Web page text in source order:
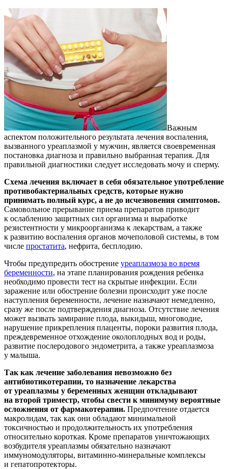
Важным
аспектом положительного результата лечения воспаления,
вызванного уреаплазмой у мужчин, является своевременная
постановка диагноза и правильно выбранная терапия. Для
правильной диагностики следует исследовать мочу и сперму.
Схема лечения включает в себя обязательное употребление
противобактериальных средств, которые нужно
принимать полный курс, а не до исчезновения симптомов.
Самовольное прерывание приема препаратов приводит
к ослаблению защитных сил организма и выработке
резистентности у микроорганизма к лекарствам, а также
к развитию воспаления органов мочеполовой системы, в том
числе простатита, нефрита, бесплодию.
Чтобы предупредить обострение уреаплазмоза во время
беременности, на этапе планирования рождения ребенка
необходимо провести тест на скрытые инфекции. Если
заражение или обострение болезни происходит уже после
наступления беременности, лечение назначают немедленно,
сразу же после подтверждения диагноза. Отсутствие лечения
может вызвать замирание плода, выкидыш, многоводие,
нарушение прикрепления плаценты, пороки развития плода,
преждевременное отхождение околоплодных вод и роды,
развитие послеродового эндометрита, а также уреаплазмоза
у малыша.
Так как лечение заболевания невозможно без
антибиотикотерапии, то назначение лекарства
от уреаплазмы у беременных женщин откладывают
на второй триместр, чтобы свести к минимуму вероятные
осложнения от фармакотерапии. Предпочтение отдается
макролидам, так как они обладают минимальной
токсичностью и продолжительность их употребления
относительно короткая. Кроме препаратов уничтожающих
возбудителя уреаплазмы обязательно назначают
иммуномодуляторы, витаминно-минеральные комплексы
и гепатопротекторы.